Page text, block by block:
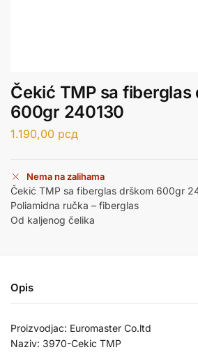
Čekić TMP sa fiberglas
600gr 240130
1.190,00 рсд
Nema na zalihama
Čekić TMP sa fiberglas drškom 600gr
Poliamidna ručka – fiberglas
Od kaljenog čelika
Opis
Proizvodjac: Euromaster Co.ltd
Naziv: 3970-Cekic TMP